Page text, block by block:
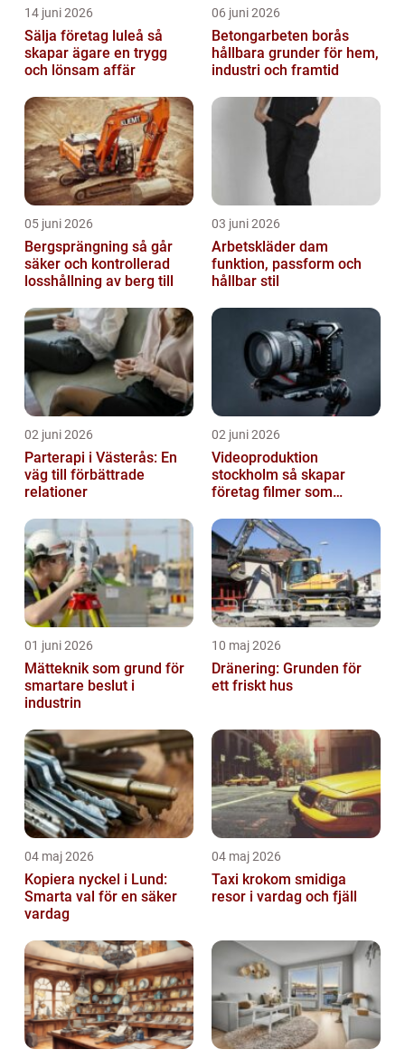
14 juni 2026
Sälja företag luleå så
skapar ägare en trygg
och lönsam affär
06 juni 2026
Betongarbeten borås
hållbara grunder för hem,
industri och framtid
05 juni 2026
Bergsprängning så går
säker och kontrollerad
losshållning av berg till
03 juni 2026
Arbetskläder dam
funktion, passform och
hållbar stil
02 juni 2026
Parterapi i Västerås: En
väg till förbättrade
relationer
02 juni 2026
Videoproduktion
stockholm så skapar
företag filmer som
01 juni 2026
Mätteknik som grund för
smartare beslut i
industrin
10 maj 2026
Dränering: Grunden för
ett friskt hus
04 maj 2026
Kopiera nyckel i Lund:
Smarta val för en säker
vardag
04 maj 2026
Taxi krokom smidiga
resor i vardag och fjäll